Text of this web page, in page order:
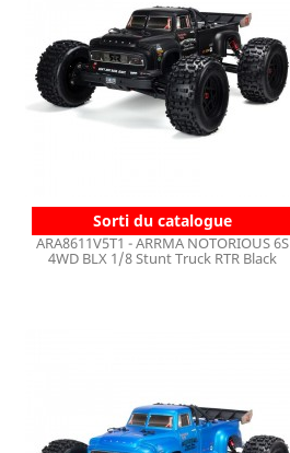
Sorti du catalogue
ARA8611V5T1 - ARRMA NOTORIOUS 6S
4WD BLX 1/8 Stunt Truck RTR Black